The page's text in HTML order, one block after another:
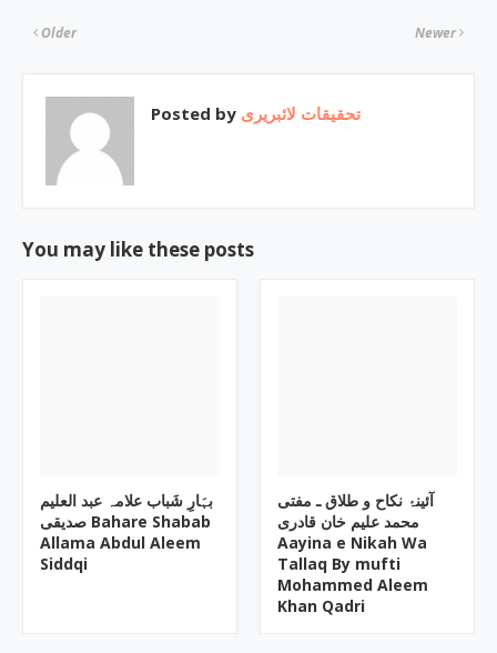
Newer
Older
Posted by تحقیقات لائبریری
You may like these posts
بہَارِ شَباب علامہ عبد العلیم
صدیقی Bahare Shabab
Allama Abdul Aleem
Siddqi
آئینۂ نکاح و طلاق ـ مفتی
محمد علیم خان قادری
Aayina e Nikah Wa
Tallaq By mufti
Mohammed Aleem
Khan Qadri